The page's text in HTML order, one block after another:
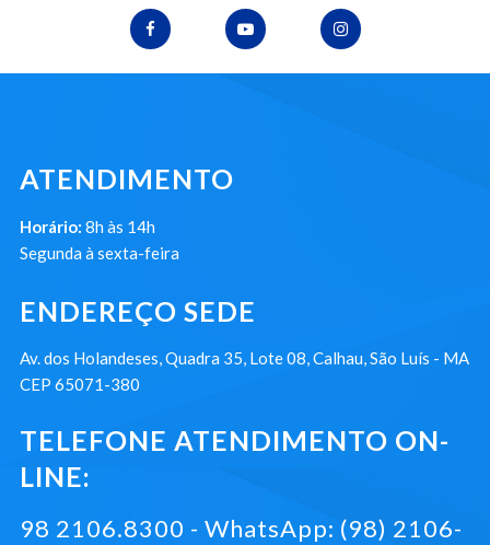
ATENDIMENTO
Horário: 8h às 14h
Segunda à sexta-feira
ENDEREÇO SEDE
Av. dos Holandeses, Quadra 35, Lote 08, Calhau, São Luís - MA
CEP 65071-380
TELEFONE ATENDIMENTO ON-
LINE:
98 2106.8300 - WhatsApp: (98) 2106-